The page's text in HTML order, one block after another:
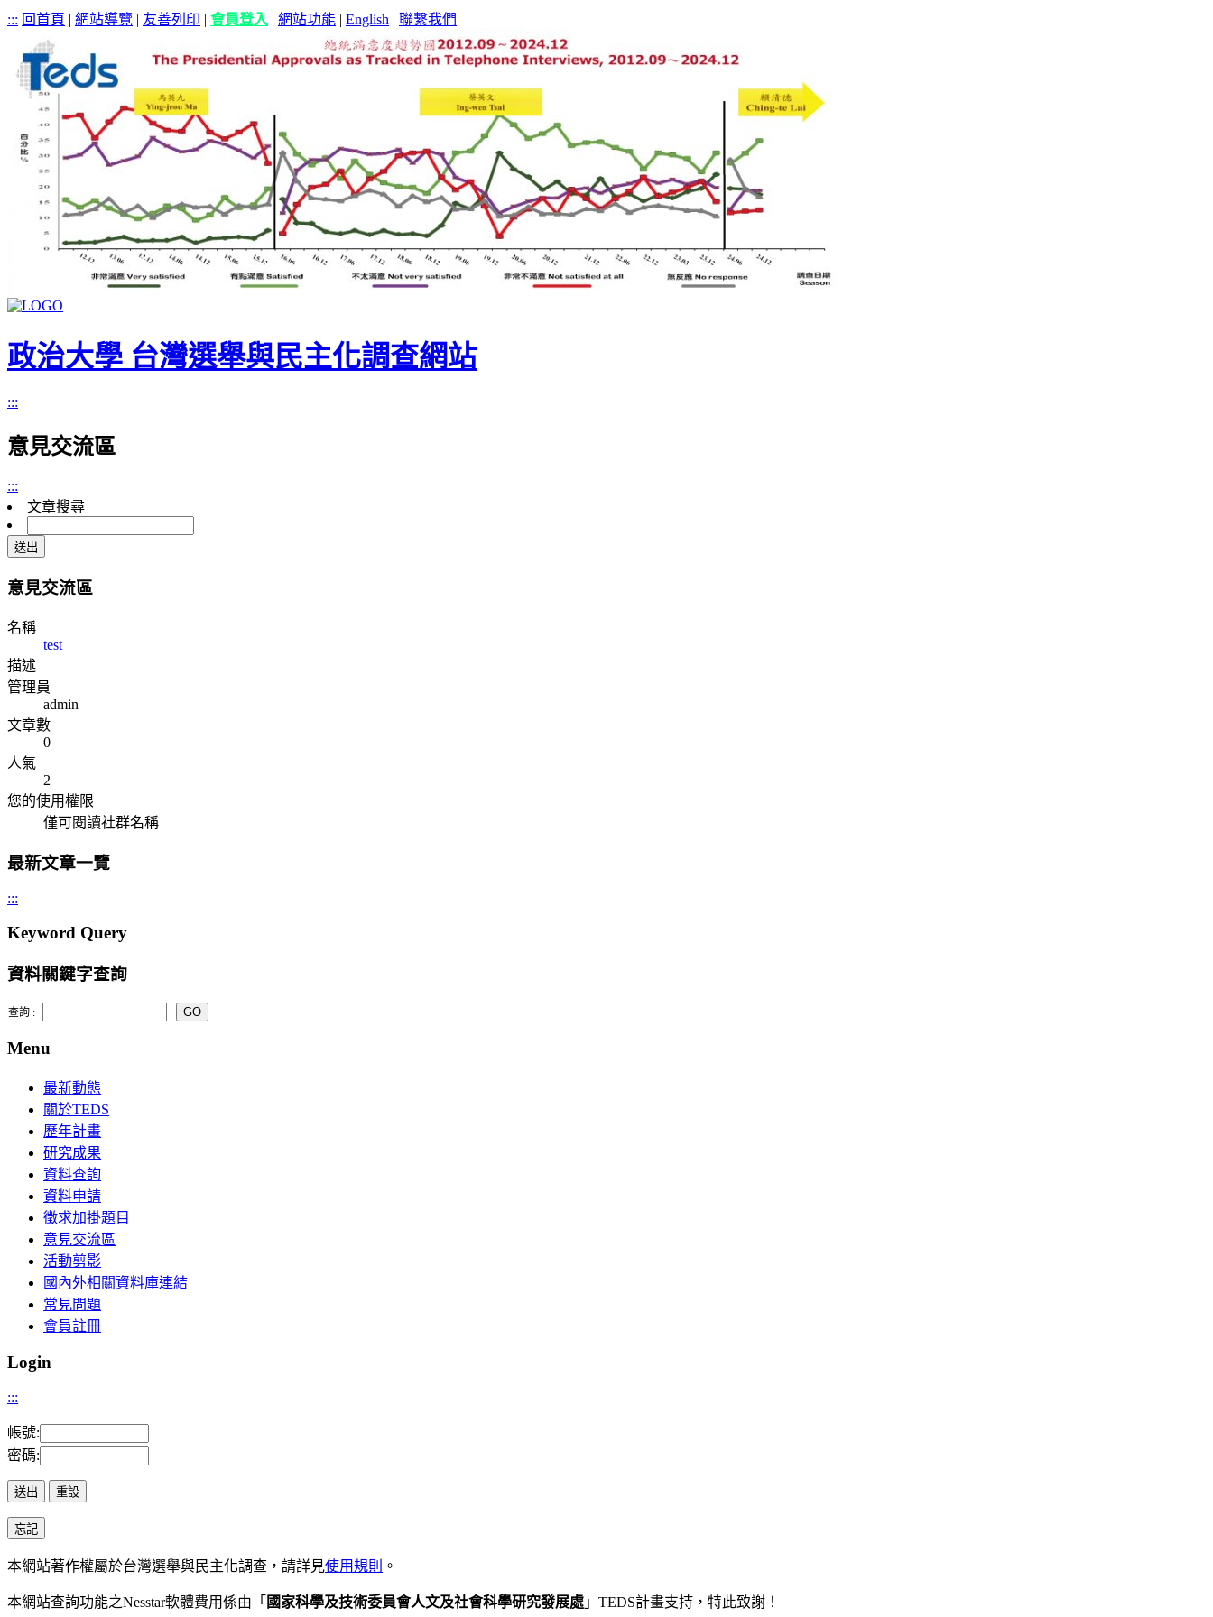
::: 回首頁 | 網站導覽 | 友善列印 | 會員登入 | 網站功能 | English | 聯繫我們
政治大學 台灣選舉與民主化調查網站
:::
意見交流區
:::
文章搜尋
意見交流區
名稱
test
描述
管理員
admin
文章數
0
人氣
2
您的使用權限
僅可閱讀社群名稱
最新文章一覽
:::
Keyword Query
資料關鍵字查詢
查詢 :
Menu
最新動態
關於TEDS
歷年計畫
研究成果
資料查詢
資料申請
徵求加掛題目
意見交流區
活動剪影
國內外相關資料庫連結
常見問題
會員註冊
Login
:::
帳號:
密碼:
本網站著作權屬於台灣選舉與民主化調查，請詳見使用規則 。
本網站查詢功能之Nesstar軟體費用係由「 國家科學及技術委員會人文及社會科學研究發展處 」 TEDS計畫支持，特此致謝！